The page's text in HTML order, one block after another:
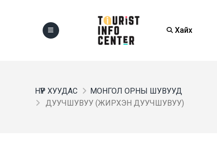
Хайх
НҮҮР ХУУДАС
МОНГОЛ ОРНЫ ШУВУУД
ДУУЧШУВУУ (ЖИРХЭН ДУУЧШУВУУ)